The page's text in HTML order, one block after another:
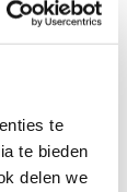
te
te bieden
delen we
Dan kun